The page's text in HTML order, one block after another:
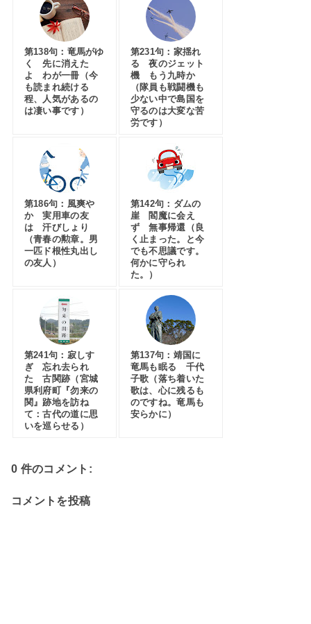
第138句：竜馬がゆ
く 先に消えた
よ わが一冊（今
も読まれ続ける
程、人気があるの
は凄い事です）
第231句：家揺れ
る 夜のジェット
機 もう九時か
（隊員も戦闘機も
少ない中で島国を
守るのは大変な苦
労です）
第186句：風爽や
か 実用車の友
は 汗びしょり
（青春の勲章。男
一匹ド根性丸出し
の友人）
第142句：ダムの
崖 閻魔に会え
ず 無事帰還（良
く止まった。と今
でも不思議です。
何かに守られ
た。）
第241句：寂しす
ぎ 忘れ去られ
た 古関跡（宮城
県利府町『勿来の
関』跡地を訪ね
て：古代の道に思
いを巡らせる）
第137句：靖国に
竜馬も眠る 千代
子歌（落ち着いた
歌は、心に残るも
のですね。竜馬も
安らかに）
0 件のコメント:
コメントを投稿